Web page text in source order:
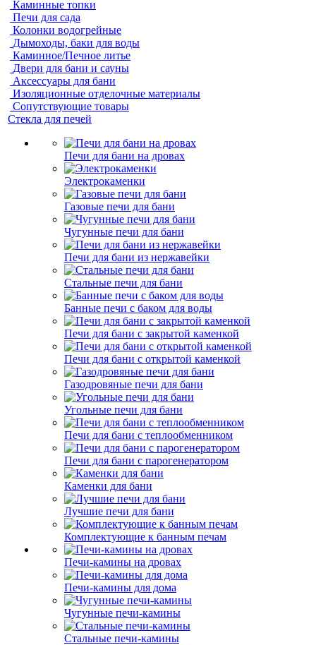
Каминные топки
Печи для сада
Колонки водогрейные
Дымоходы, баки для воды
Каминное/Печное литье
Двери для бани и сауны
Аксессуары для бани
Изоляционные отделочные материалы
Сопутствующие товары
Стекла для печей
Печи для бани на дровах
Электрокаменки
Газовые печи для бани
Чугунные печи для бани
Печи для бани из нержавейки
Стальные печи для бани
Банные печи с баком для воды
Печи для бани с закрытой каменкой
Печи для бани с открытой каменкой
Газодровяные печи для бани
Угольные печи для бани
Печи для бани с теплообменником
Печи для бани с парогенератором
Каменки для бани
Лучшие печи для бани
Комплектующие к банным печам
Печи-камины на дровах
Печи-камины для дома
Чугунные печи-камины
Стальные печи-камины